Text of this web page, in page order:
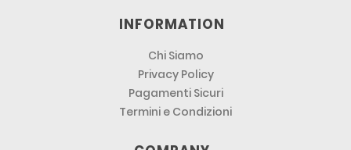
INFORMATION
Chi Siamo
Privacy Policy
Pagamenti Sicuri
Termini e Condizioni